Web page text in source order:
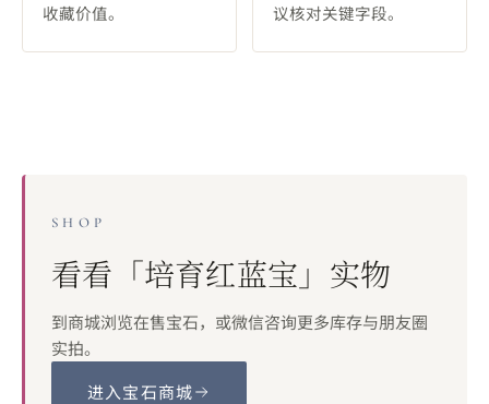
收藏价值。
议核对关键字段。
SHOP
看看「培育红蓝宝 」实物
到商城浏览在售宝石，或微信咨询更多库存与朋友圈
实拍。
进入宝石商城